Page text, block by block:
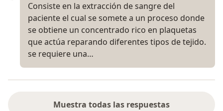
Consiste en la extracción de sangre del
paciente el cual se somete a un proceso donde
se obtiene un concentrado rico en plaquetas
que actúa reparando diferentes tipos de tejido.
se requiere una…
Muestra todas las respuestas